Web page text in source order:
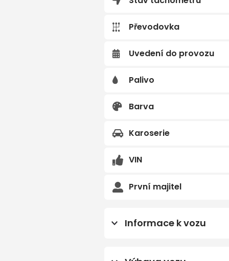
Převodovka
Uvedení do provozu
Palivo
Barva
Karoserie
VIN
První majitel
Informace k vozu